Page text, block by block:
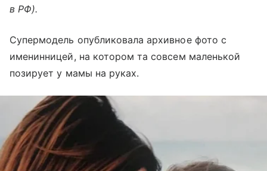
в РФ).
Супермодель опубликовала архивное фото с
именинницей, на котором та совсем маленькой
позирует у мамы на руках.